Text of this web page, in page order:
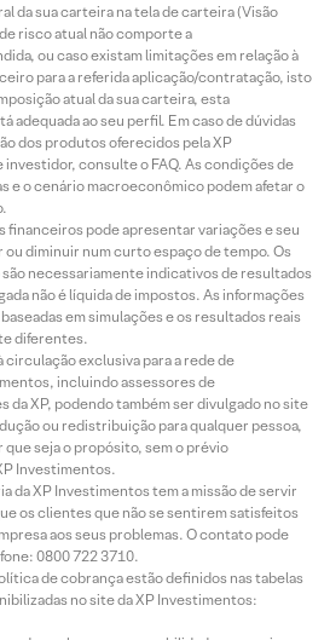
da sua carteira na tela de carteira (Visão
risco atual não comporte a
ou caso existam limitações em relação à
para a referida aplicação/contratação, isto
atual da sua carteira, esta
adequada ao seu perfil. Em caso de dúvidas
dos produtos oferecidos pela XP
consulte o FAQ. As condições de
e o cenário macroeconômico podem afetar o
financeiros pode apresentar variações e seu
diminuir num curto espaço de tempo. Os
necessariamente indicativos de resultados
não é líquida de impostos. As informações
em simulações e os resultados reais
diferentes.
exclusiva para a rede de
incluindo assessores de
da XP, podendo também ser divulgado no site
ou redistribuição para qualquer pessoa,
seja o propósito, sem o prévio
Investimentos.
da XP Investimentos tem a missão de servir
os clientes que não se sentirem satisfeitos
aos seus problemas. O contato pode
0800 722 3710.
de cobrança estão definidos nas tabelas
no site da XP Investimentos: